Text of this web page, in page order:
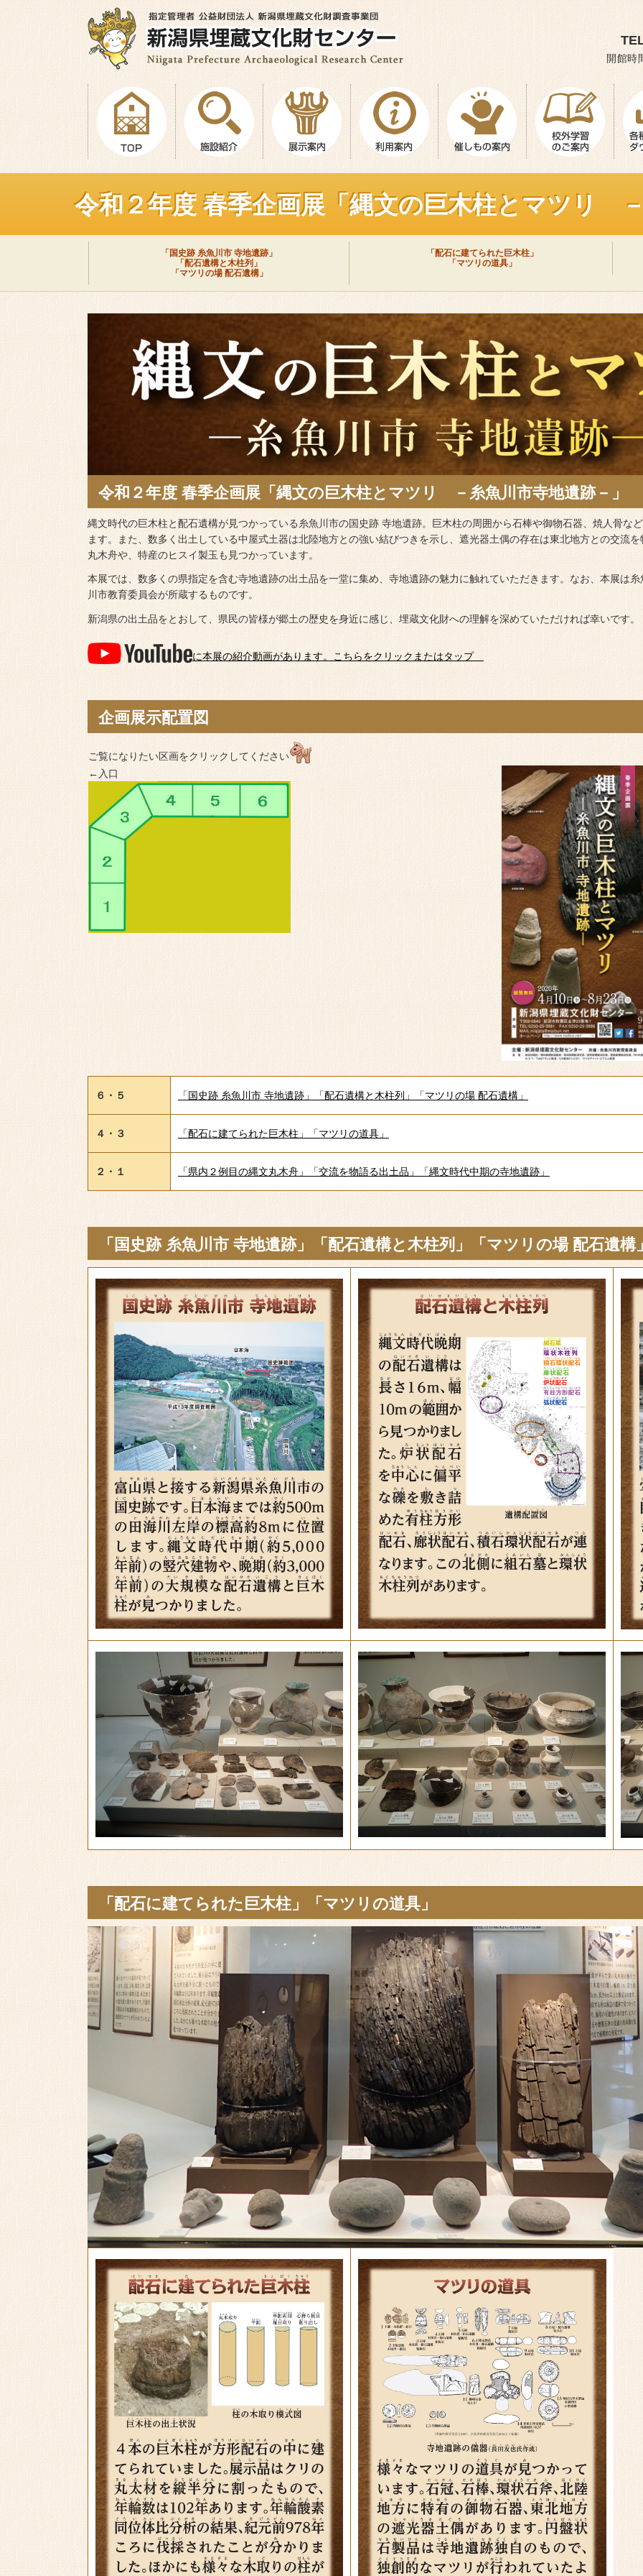
開館
令和２年度 春季企画展「縄文の巨木柱とマツリ
「国史跡 糸魚川市 寺地遺跡」
「配石遺構と木柱列」
「マツリの場 配石遺構」
「配石に建てられた巨木柱」
「マツリの道具」
令和２年度 春季企画展「縄文の巨木柱とマツリ －糸魚川市寺地遺跡－」
縄文時代の巨木柱と配石遺構が見つかっている糸魚川市の国史跡 寺地遺跡。巨木柱の周囲から石棒や御物石器、焼人骨な
ます。また、数多く出土している中屋式土器は北陸地方との強い結びつきを示し、遮光器土偶の存在は東北地方との交流
丸木舟や、特産のヒスイ製玉も見つかっています。
本展では、数多くの県指定を含む寺地遺跡の出土品を一堂に集め、寺地遺跡の魅力に触れていただきます。なお、本展は
川市教育委員会が所蔵するものです。
新潟県の出土品をとおして、県民の皆様が郷土の歴史を身近に感じ、埋蔵文化財への理解を深めていただければ幸いです。
に本展の紹介動画があります。こちらをクリックまたはタップ
企画展示配置図
ご覧になりたい区画をクリックしてください
←入口
６・５ 「国史跡 糸魚川市 寺地遺跡」「配石遺構と木柱列」「マツリの場 配石遺構」
４・３ 「配石に建てられた巨木柱」「マツリの道具」
２・１ 「県内２例目の縄文丸木舟」「交流を物語る出土品」「縄文時代中期の寺地遺跡」
「国史跡 糸魚川市 寺地遺跡」「配石遺構と木柱列」「マツリの場 配石遺構
「配石に建てられた巨木柱」「マツリの道具」